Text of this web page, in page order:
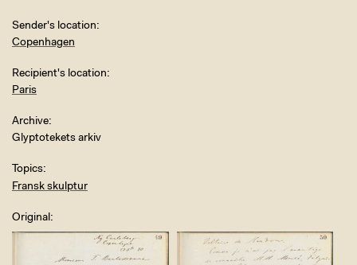
Sender's location
Copenhagen
Recipient's location
Paris
Archive
Glyptotekets arkiv
Topics
Fransk skulptur
Original